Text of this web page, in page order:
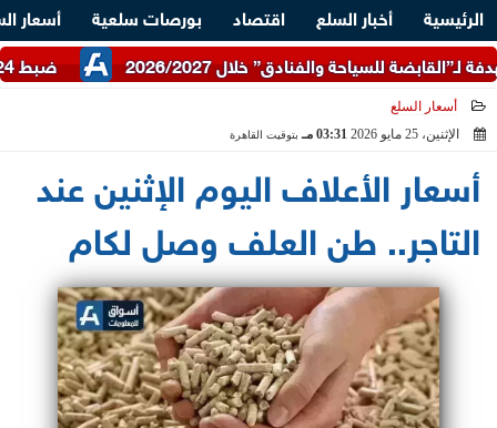
الرئيسية أخبار السلع اقتصاد بورصات سلعية
أسعار
ضبط 24 طن دقيق أبيض وبلدي مدعم عبر شرطة التموين
أسعار السلع
الإثنين، 25 مايو 2026
03:31 مـ بتوقيت القاهرة
أسعار الأعلاف اليوم الإثنين عند
التاجر.. طن العلف وصل لكام